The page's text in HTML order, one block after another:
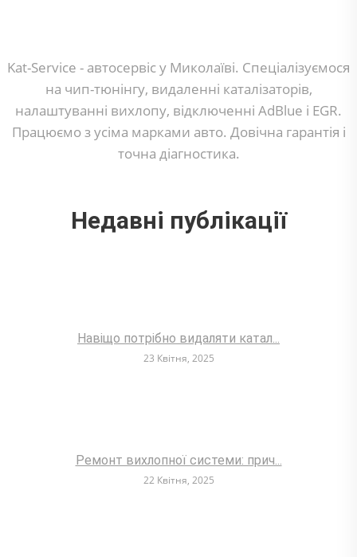
Kat-Service - автосервіс у Миколаїві. Спеціалізуємося
на чип-тюнінгу, видаленні каталізаторів,
налаштуванні вихлопу, відключенні AdBlue і EGR.
Працюємо з усіма марками авто. Довічна гарантія і
точна діагностика.
Недавні публікації
Навіщо потрібно видаляти катал...
23 Квітня, 2025
Ремонт вихлопної системи: прич...
22 Квітня, 2025